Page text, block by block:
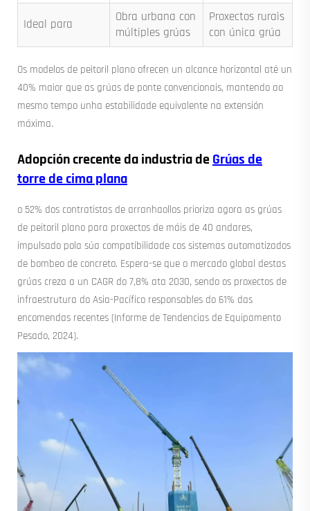
Ideal para
Obra urbana con
múltiples grúas
Proxectos rurais
con única grúa
Os modelos de peitoril plano ofrecen un alcance horizontal até un
40% maior que as grúas de ponte convencionais, mantendo ao
mesmo tempo unha estabilidade equivalente na extensión
máxima.
Adopción crecente da industria de Grúas de
torre de cima plana
o 52% dos contratistas de arranhaollos prioriza agora as grúas
de peitoril plano para proxectos de máis de 40 andares,
impulsado pola súa compatibilidade cos sistemas automatizados
de bombeo de concreto. Espera-se que o mercado global destas
grúas creza a un CAGR do 7,8% ata 2030, sendo os proxectos de
infraestrutura do Asia-Pacífico responsables do 61% das
encomendas recentes (Informe de Tendencias de Equipamento
Pesado, 2024).